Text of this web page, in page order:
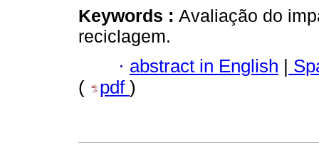
Keywords : Avaliação do
reciclagem.
· abstract in English
(
pdf )